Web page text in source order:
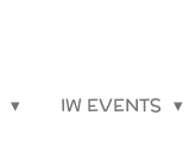
IW EVENTS